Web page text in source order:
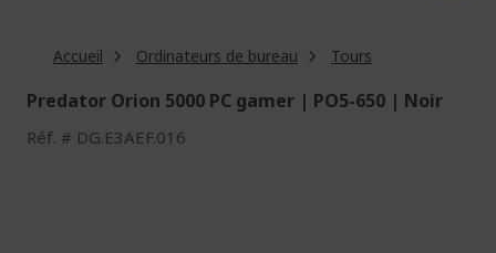
Accueil Ordinateurs de bureau Tours
Predator Orion 5000 PC gamer | PO5-650 | Noir
Réf. DG.E3AEF.016